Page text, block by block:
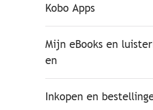
Kobo Apps
Mijn eBooks en
en
Inkopen en